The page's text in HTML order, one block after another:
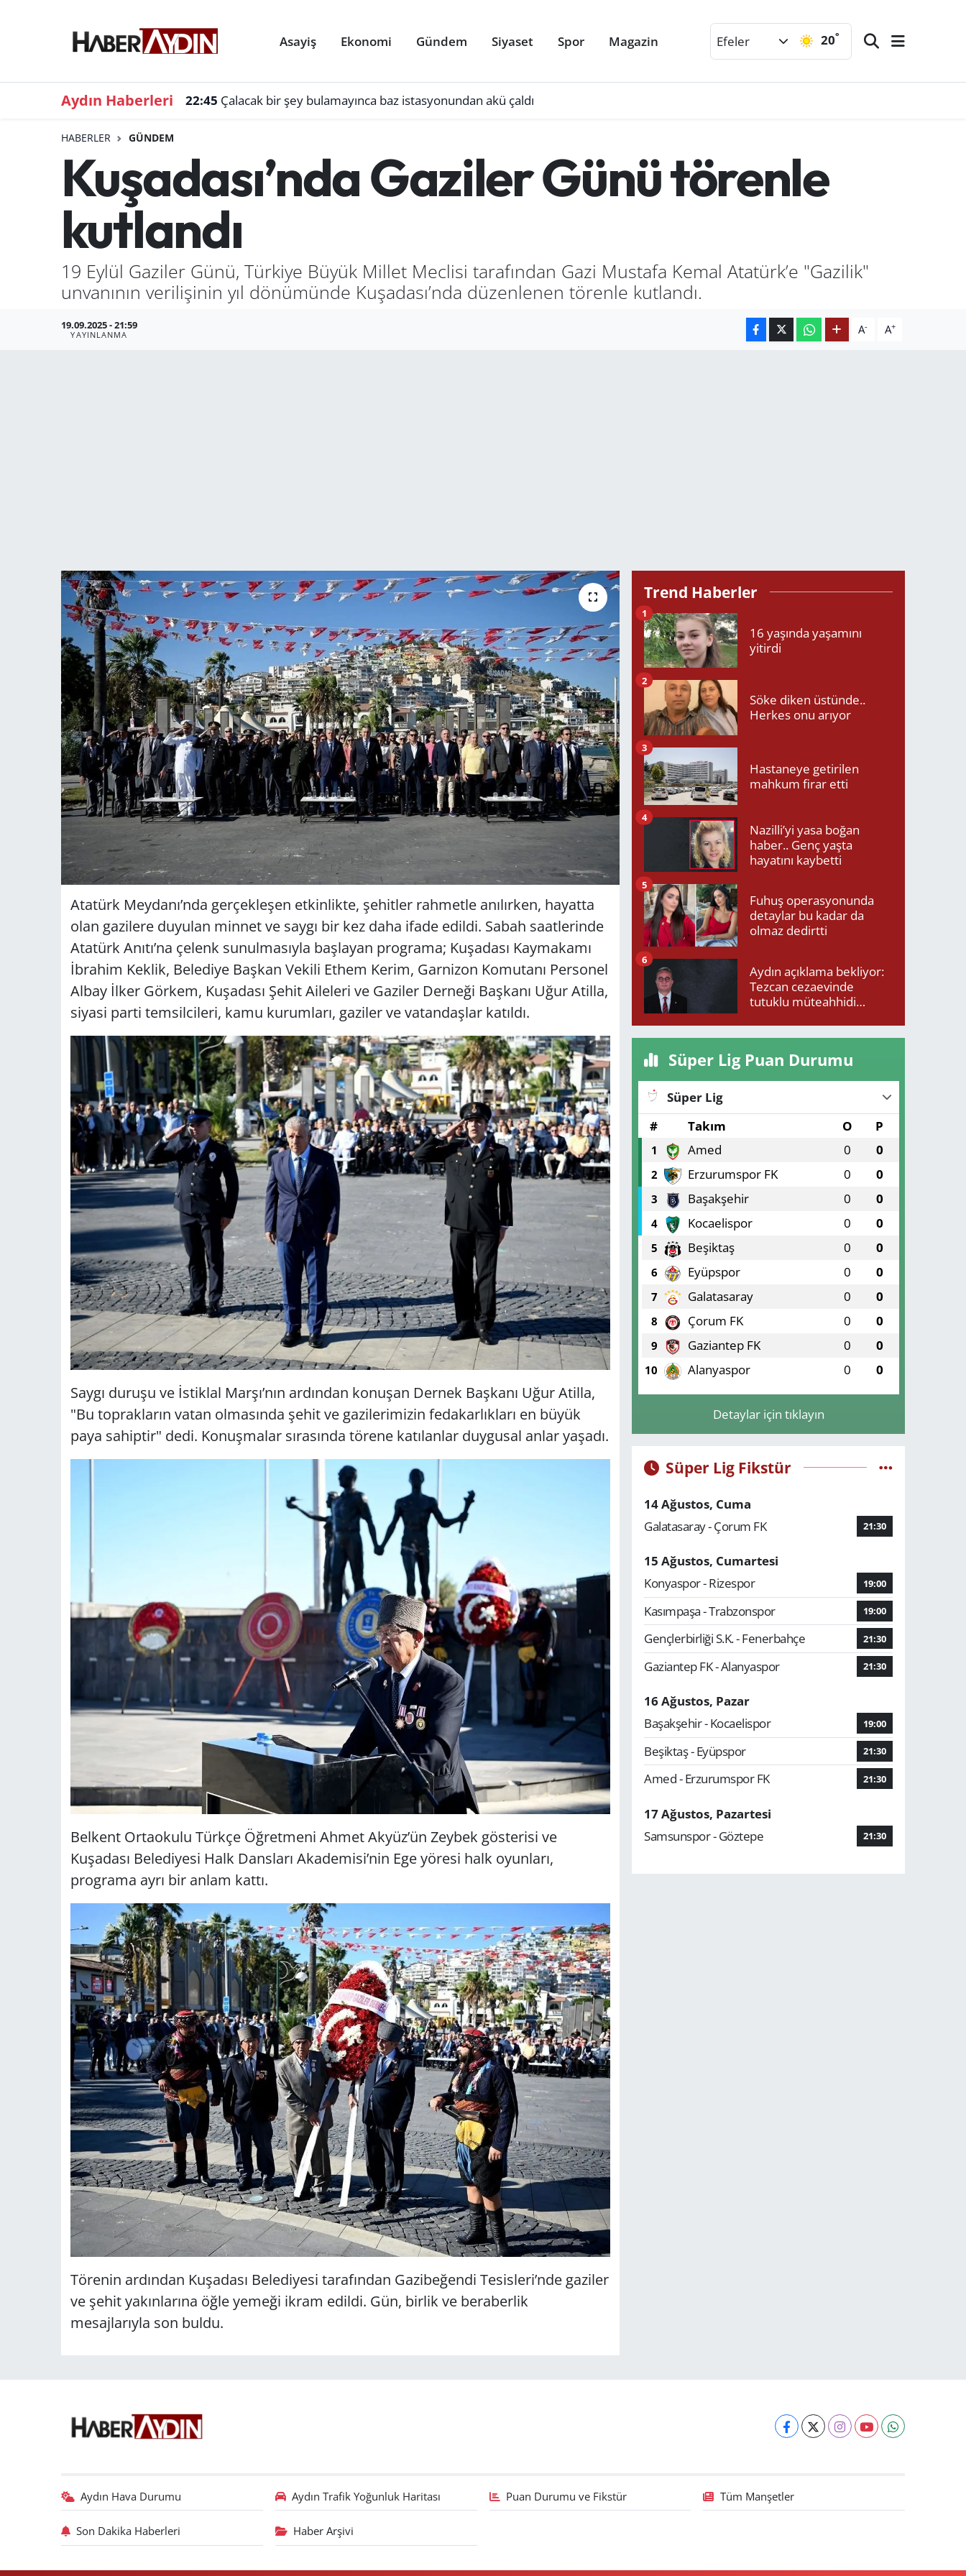
Asayiş Ekonomi Gündem Siyaset Spor Magazin Efeler 20°
Aydın Haberleri 22:45 Çalacak bir şey bulamayınca baz istasyonundan akü çaldı
HABERLER GÜNDEM
Kuşadası’nda Gaziler Günü törenle
kutlandı
19 Eylül Gaziler Günü, Türkiye Büyük Millet Meclisi tarafından Gazi Mustafa Kemal Atatürk’e "Gazilik"
unvanının verilişinin yıl dönümünde Kuşadası’nda düzenlenen törenle kutlandı.
19.09.2025 - 21:59
YAYINLANMA A- A+
Atatürk Meydanı’nda gerçekleşen etkinlikte, şehitler rahmetle anılırken, hayatta
olan gazilere duyulan minnet ve saygı bir kez daha ifade edildi. Sabah saatlerinde
Atatürk Anıtı’na çelenk sunulmasıyla başlayan programa; Kuşadası Kaymakamı
İbrahim Keklik, Belediye Başkan Vekili Ethem Kerim, Garnizon Komutanı Personel
Albay İlker Görkem, Kuşadası Şehit Aileleri ve Gaziler Derneği Başkanı Uğur Atilla,
siyasi parti temsilcileri, kamu kurumları, gaziler ve vatandaşlar katıldı.
Saygı duruşu ve İstiklal Marşı’nın ardından konuşan Dernek Başkanı Uğur Atilla,
"Bu toprakların vatan olmasında şehit ve gazilerimizin fedakarlıkları en büyük
paya sahiptir" dedi. Konuşmalar sırasında törene katılanlar duygusal anlar yaşadı.
Belkent Ortaokulu Türkçe Öğretmeni Ahmet Akyüz’ün Zeybek gösterisi ve
Kuşadası Belediyesi Halk Dansları Akademisi’nin Ege yöresi halk oyunları,
programa ayrı bir anlam kattı.
Törenin ardından Kuşadası Belediyesi tarafından Gazibeğendi Tesisleri’nde gaziler
ve şehit yakınlarına öğle yemeği ikram edildi. Gün, birlik ve beraberlik
mesajlarıyla son buldu.
Trend Haberler
16 yaşında yaşamını
yitirdi
1
Söke diken üstünde..
Herkes onu arıyor
2
Hastaneye getirilen
mahkum firar etti
3
Nazilli’yi yasa boğan
haber.. Genç yaşta
hayatını kaybetti
4
Fuhuş operasyonunda
detaylar bu kadar da
olmaz dedirtti
5
Aydın açıklama bekliyor:
Tezcan cezaevinde
tutuklu müteahhidi
6
Süper Lig Puan Durumu
Süper Lig
#
Takım O P
1 Amed 0 0
2 Erzurumspor FK 0 0
3 Başakşehir 0 0
4 Kocaelispor 0 0
5 Beşiktaş 0 0
6 Eyüpspor 0 0
7 Galatasaray 0 0
8 Çorum FK 0 0
9 Gaziantep FK 0 0
10 Alanyaspor 0 0
Detaylar için tıklayın
Süper Lig Fikstür
14 Ağustos, Cuma
Galatasaray - Çorum FK
21:30
15 Ağustos, Cumartesi
Konyaspor - Rizespor
19:00
Kasımpaşa - Trabzonspor 19:00
Gençlerbirliği S.K. - Fenerbahçe 21:30
Gaziantep FK - Alanyaspor 21:30
16 Ağustos, Pazar
Başakşehir - Kocaelispor
19:00
Beşiktaş - Eyüpspor 21:30
Amed - Erzurumspor FK 21:30
17 Ağustos, Pazartesi
Samsunspor - Göztepe
21:30
Aydın Hava Durumu Aydın Trafik Yoğunluk Haritası Puan Durumu ve Fikstür Tüm Manşetler
Son Dakika Haberleri Haber Arşivi